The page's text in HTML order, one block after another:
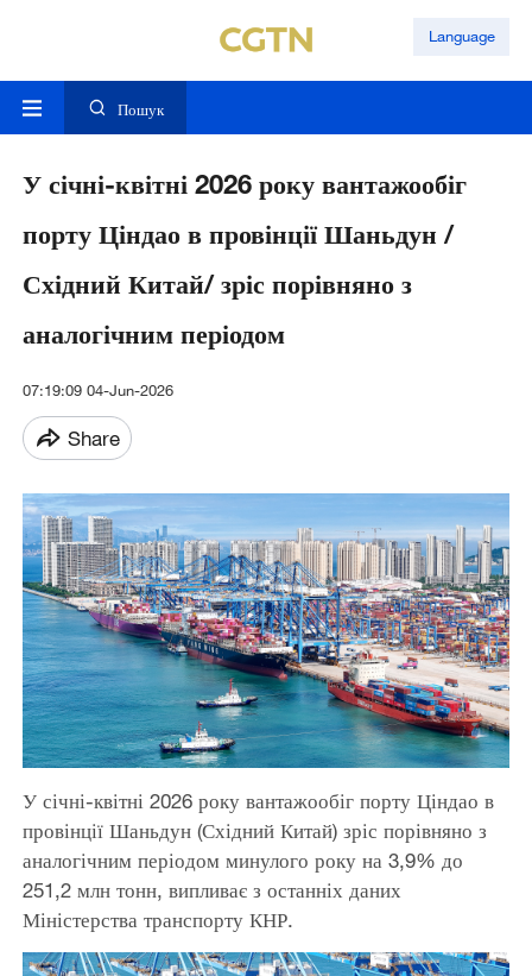
Language
Пошук
У січні-квітні 2026 року вантажообіг
порту Ціндао в провінції Шаньдун /
Східний Китай/ зріс порівняно з
аналогічним періодом
07:19:09 04-Jun-2026
Share
У січні-квітні 2026 року вантажообіг порту Ціндао в
провінції Шаньдун (Східний Китай) зріс порівняно з
аналогічним періодом минулого року на 3,9% до
251,2 млн тонн, випливає з останніх даних
Міністерства транспорту КНР.